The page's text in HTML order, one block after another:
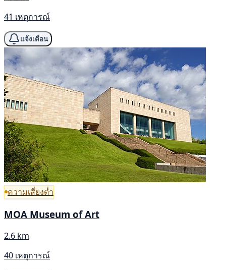
41 เหตุการณ์
แจ้งเตือน
ความเสี่ยงต่ำ
MOA Museum of Art
2.6 km
40 เหตุการณ์